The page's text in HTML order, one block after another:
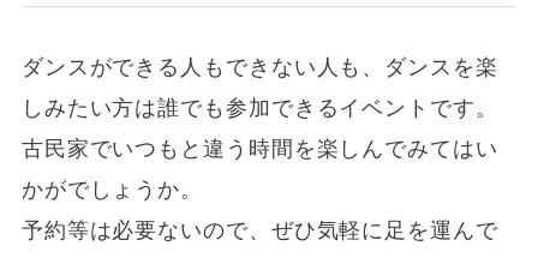
ダンスができる人もできない人も、ダンスを楽
しみたい方は誰でも参加できるイベントです。
古民家でいつもと違う時間を楽しんでみてはい
かがでしょうか。
予約等は必要ないので、ぜひ気軽に足を運んで